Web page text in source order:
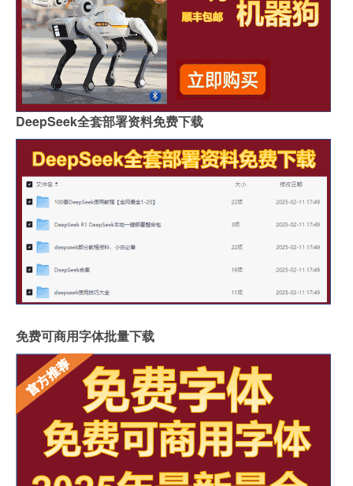
DeepSeek全套部署资料免费下载
免费可商用字体批量下载